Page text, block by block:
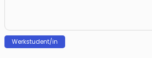
Werkstudent/in